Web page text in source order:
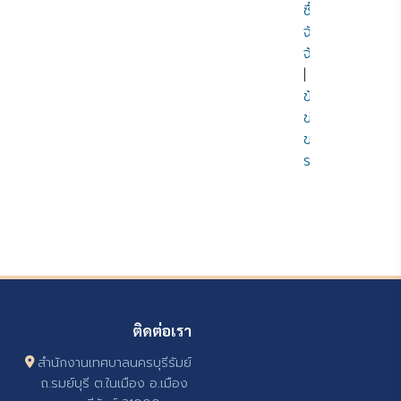
ซื้อ
จัด
จ้าง
|
ข้อมูล
ข่าวสาร
ของ
ราชการ
ติดต่อเรา
สำนักงานเทศบาลนครบุรีรัมย์
ถ.รมย์บุรี ต.ในเมือง อ.เมือง